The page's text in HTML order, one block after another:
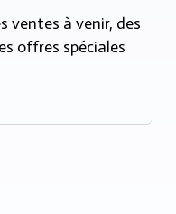
ventes à venir, des
offres spéciales